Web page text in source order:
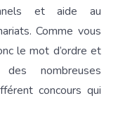
et aide au
Comme vous
le mot d’ordre et
nombreuses
concours qui